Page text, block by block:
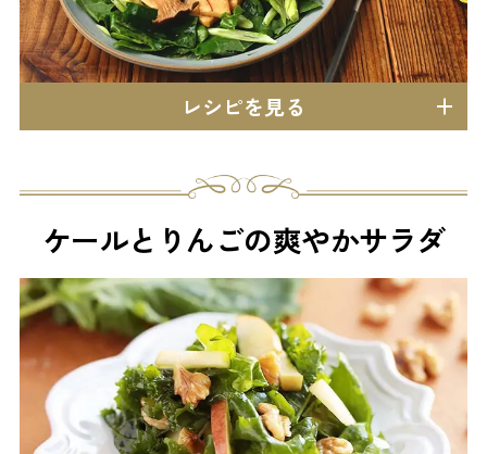
レシピを見る
ケールとりんごの爽やかサラダ